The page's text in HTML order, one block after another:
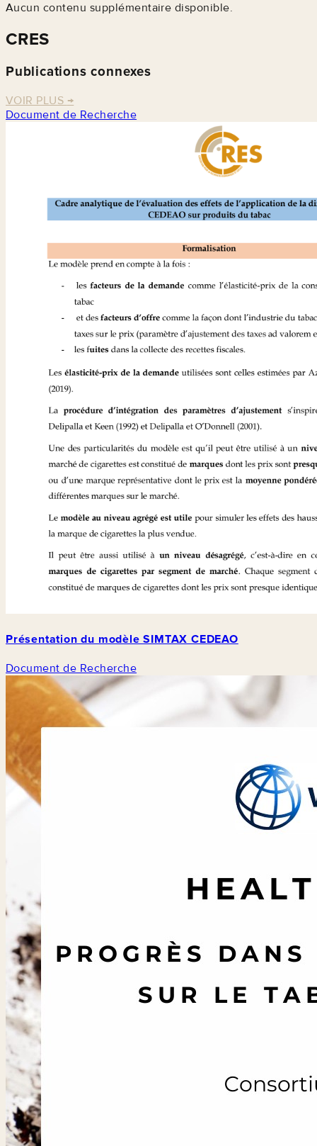
Aucun contenu supplémentaire disponible.
CRES
Publications connexes
VOIR PLUS →
Document de Recherche
Présentation du modèle SIMTAX CEDEAO
Document de Recherche